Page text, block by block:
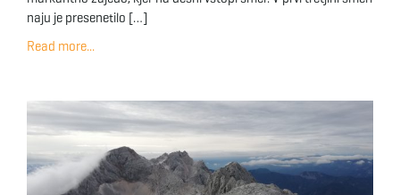
naju je presenetilo […]
Read more...